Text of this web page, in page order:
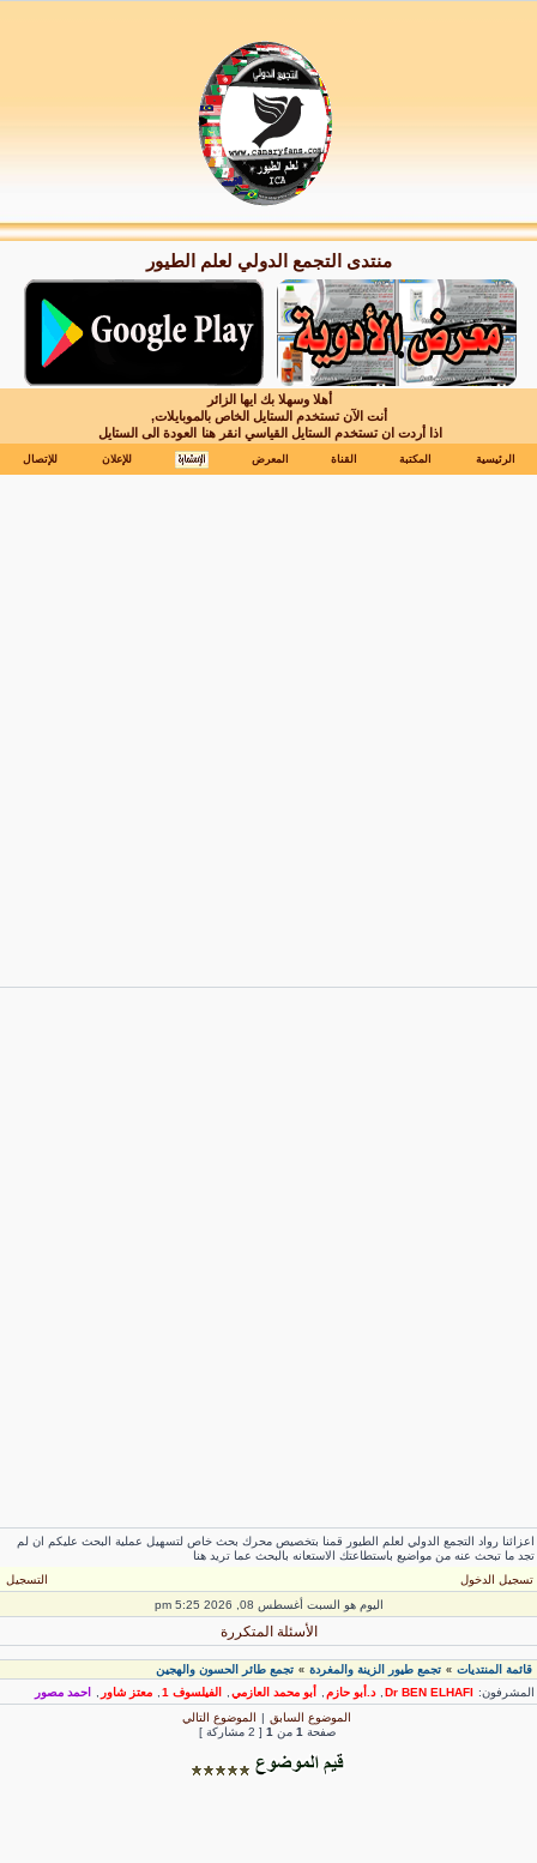
منتدى التجمع الدولي لعلم الطيور
أهلا وسهلا بك ايها الزائر
أنت الآن تستخدم الستايل الخاص بالموبايلات,
اذا أردت ان تستخدم الستايل القياسي انقر هنا العودة الى الستايل
الرئيسية المكتبة القناة المعرض للإعلان للإتصال
رواد التجمع الدولي لعلم الطيور قمنا بتخصيص محرك بحث خاص لتسهيل عملية البحث عليكم ان لم
ما تبحث عنه من مواضيع باستطاعتك الاستعانه بالبحث عما تريد هنا
تسجيل الدخول
التسجيل
اليوم هو السبت أغسطس 08, 2026 5:25 pm
الأسئلة المتكررة
قائمة المنتديات» تجمع طيور الزينة والمغردة» تجمع طائر الحسون والهجين
Dr BEN ELHAFI
, د.أبو حازم, أبو محمد العازمي , الفيلسوف 1 , معتز شاور
احمد مصور
الموضوع السابق| الموضوع التالي
صفحة1 من [ 2 مشاركة ]